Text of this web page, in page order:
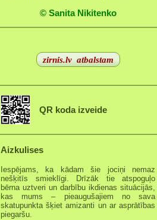
© Sanita Nikitenko
zirnis.lv atbalstam
QR koda izveide
Aizkulises
Iespējams, ka kādam šie jociņi nemaz
nešķitīs smieklīgi. Drīzāk tie atspoguļo
bērna uztveri un darbību ikdienas situācijās,
kas mums – pieaugušajiem no sava
skatupunkta šķiet amizanti un ar asprātības
piegaršu.